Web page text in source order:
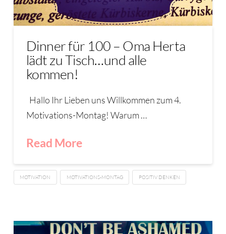
Dinner für 100 – Oma Herta
lädt zu Tisch…und alle
kommen!
Hallo Ihr Lieben uns Willkommen zum 4.
Motivations-Montag! Warum …
Read More
MOTIVATION MOTIVATIONS-MONTAG POSITIV DENKEN